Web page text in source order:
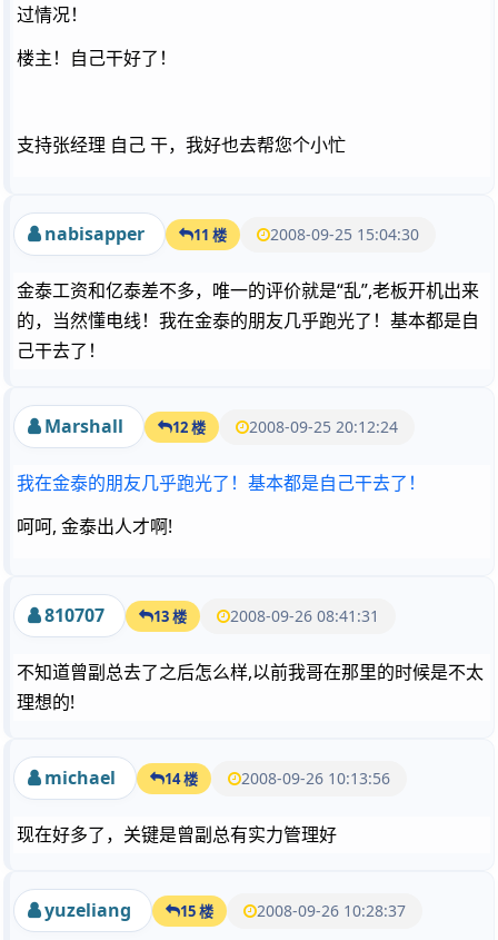
过情况！
楼主！自己干好了！
支持张经理 自己 干，我好也去帮您个小忙
nabisapper 11 楼 2008-09-25 15:04:30
金泰工资和亿泰差不多，唯一的评价就是“乱”,老板开机出来
的，当然懂电线！我在金泰的朋友几乎跑光了！基本都是自
己干去了！
Marshall 12 楼 2008-09-25 20:12:24
我在金泰的朋友几乎跑光了！基本都是自己干去了！
呵呵, 金泰出人才啊!
810707 13 楼 2008-09-26 08:41:31
不知道曾副总去了之后怎么样,以前我哥在那里的时候是不太
理想的!
michael 14 楼 2008-09-26 10:13:56
现在好多了，关键是曾副总有实力管理好
yuzeliang 15 楼 2008-09-26 10:28:37